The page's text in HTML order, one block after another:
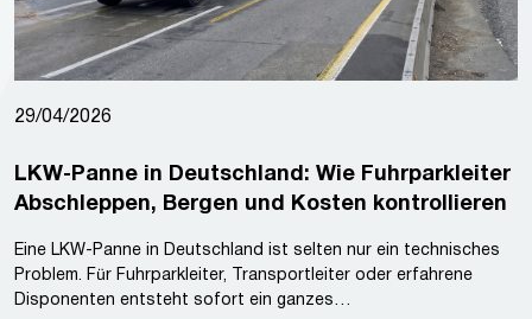
29/04/2026
LKW-Panne in Deutschland: Wie Fuhrparkleiter
Abschleppen, Bergen und Kosten kontrollieren
Eine LKW-Panne in Deutschland ist selten nur ein technisches
Problem. Für Fuhrparkleiter, Transportleiter oder erfahrene
Disponenten entsteht sofort ein ganzes…